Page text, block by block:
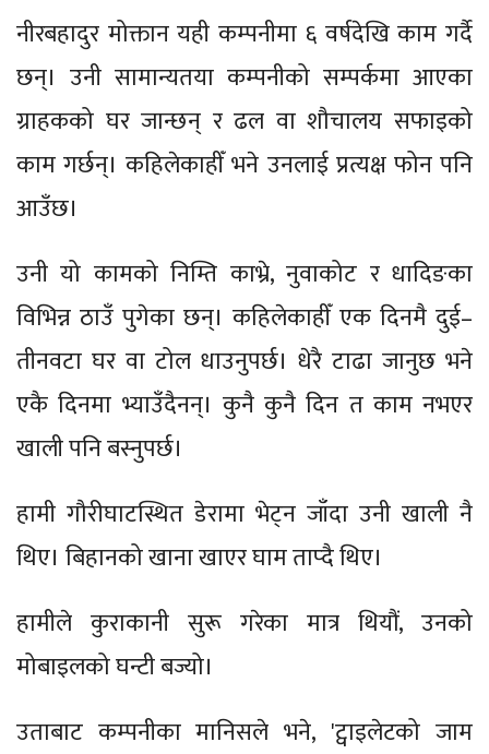
नीरबहादुर मोक्तान यही कम्पनीमा ६ वर्षदेखि काम गर्दै
छन्। उनी सामान्यतया कम्पनीको सम्पर्कमा आएका
ग्राहकको घर जान्छन् र ढल वा शौचालय सफाइको
काम गर्छन्। कहिलेकाहीँ भने उनलाई प्रत्यक्ष फोन पनि
आउँछ।
उनी यो कामको निम्ति काभ्रे, नुवाकोट र धादिङका
विभिन्न ठाउँ पुगेका छन्। कहिलेकाहीँ एक दिनमै दुई–
तीनवटा घर वा टोल धाउनुपर्छ। धेरै टाढा जानुछ भने
एकै दिनमा भ्याउँदैनन्। कुनै कुनै दिन त काम नभएर
खाली पनि बस्नुपर्छ।
हामी गौरीघाटस्थित डेरामा भेट्न जाँदा उनी खाली नै
थिए। बिहानको खाना खाएर घाम ताप्दै थिए।
हामीले कुराकानी सुरू गरेका मात्र थियौं, उनको
मोबाइलको घन्टी बज्यो।
उताबाट कम्पनीका मानिसले भने, 'ट्वाइलेटको जाम